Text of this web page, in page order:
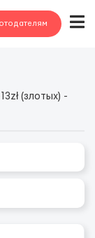
(злотых) -